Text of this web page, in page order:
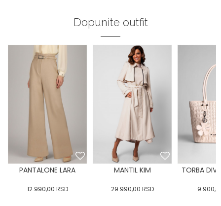
Dopunite outfit
PANTALONE LARA
12.990,00 RSD
MANTIL KIM
29.990,00 RSD
TORBA